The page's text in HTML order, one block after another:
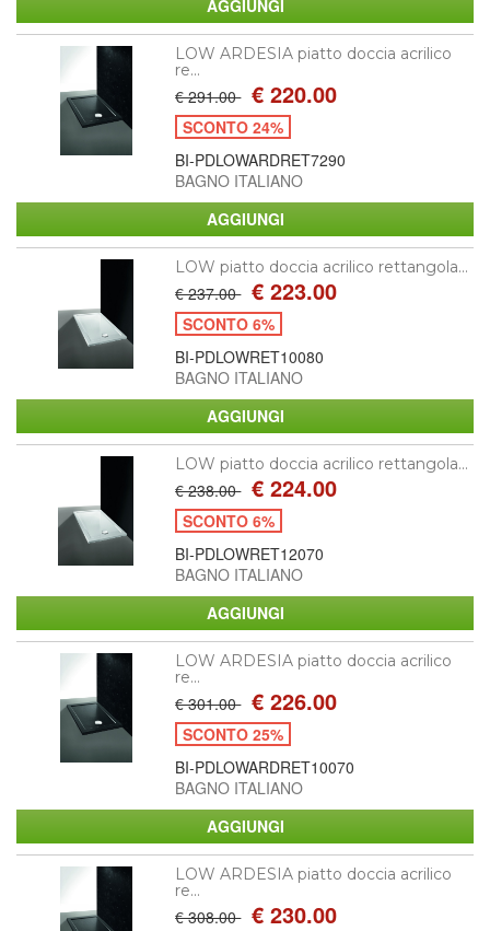
LOW ARDESIA piatto doccia acrilico
re...
€ 291.00 € 220.00
SCONTO 24%
BI-PDLOWARDRET7290
BAGNO ITALIANO
LOW piatto doccia acrilico rettangola...
€ 237.00 € 223.00
SCONTO 6%
BI-PDLOWRET10080
BAGNO ITALIANO
LOW piatto doccia acrilico rettangola...
€ 238.00 € 224.00
SCONTO 6%
BI-PDLOWRET12070
BAGNO ITALIANO
LOW ARDESIA piatto doccia acrilico
re...
€ 301.00 € 226.00
SCONTO 25%
BI-PDLOWARDRET10070
BAGNO ITALIANO
LOW ARDESIA piatto doccia acrilico
re...
€ 308.00 € 230.00